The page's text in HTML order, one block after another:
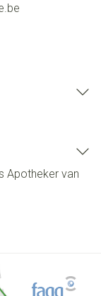
Apotheker van